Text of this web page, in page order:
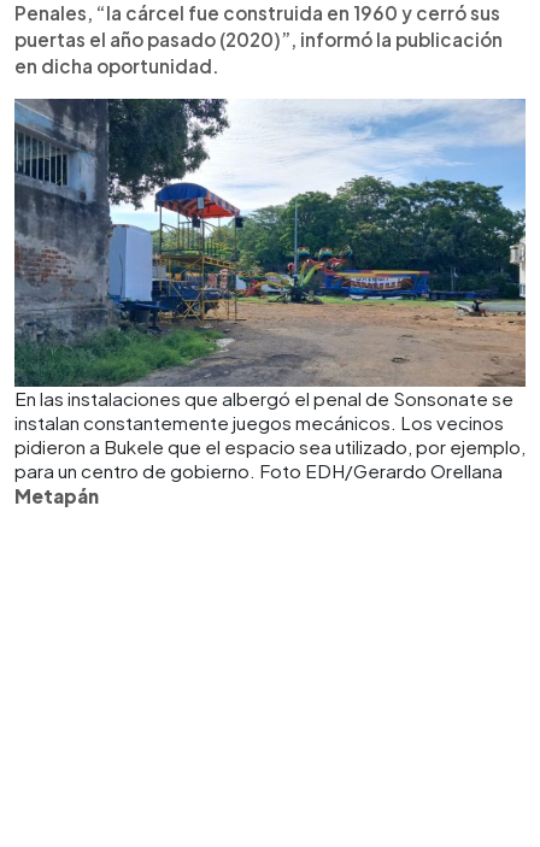
Penales, “la cárcel fue construida en 1960 y cerró sus
puertas el año pasado (2020)”, informó la publicación
en dicha oportunidad.
En las instalaciones que albergó el penal de Sonsonate se
instalan constantemente juegos mecánicos. Los vecinos
pidieron a Bukele que el espacio sea utilizado, por ejemplo,
para un centro de gobierno. Foto EDH/Gerardo Orellana
Metapán